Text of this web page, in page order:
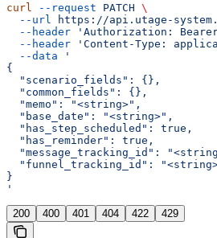
curl --request PATCH \
  --url
https://api.utage-
  --header
'Authorization:
  --header
'Content-Type:
  --data
'
{
  "scenario_fields": {},
  "common_fields": {},
  "memo": "<string>",
  "base_date": "<string>",
  "has_step_scheduled": true,
  "has_reminder": true,
"message_tracking_id":
"funnel_tracking_id":
}
'
200 400 401 404 422 429